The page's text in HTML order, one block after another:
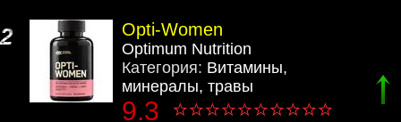
2 Opti-Women
Optimum Nutrition
Категория: Витамины,
минералы, травы
9.3